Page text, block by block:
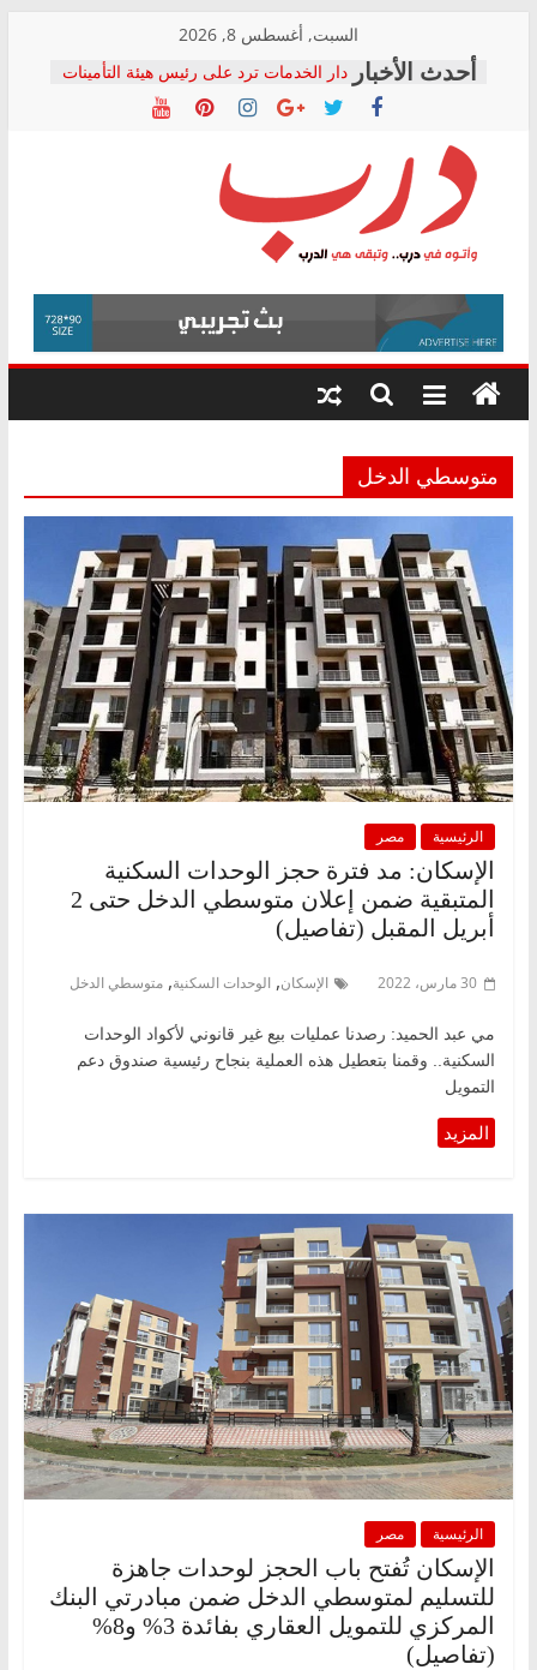
content
السبت, أغسطس 8, 2026
دار الخدمات ترد على رئيس هيئة التأمينات
بعد مؤتمره الصحفي: إنكار الأزمة لا ينهي
معاناة أصحاب المعاشات.. ونطالب بكشف
فرحات سليمان يكتب: القطاع الصحي إلى
أين؟
حزب التحالف الشعبي يطلق لجنة “الحق
في الصحة” بالإسكندرية لرصد الانتهاكات
ودعم المرضى
الوزاري لمدينة الصحفيين.. وانتهاء أعمال
إنشاء المبنى الإداري
المجلس القومي لحقوق الإنسان يعلن
متابعة قضية الدكتور محمد زهران.. ويؤكد:
قرينة البراءة وضمانات المحاكمة العادلة
درب
وأتوه
درب..
وتبقى
هي
متوسطي الدخل
الرئيسية مصر
الإسكان: مد فترة حجز الوحدات السكنية
المتبقية ضمن إعلان متوسطي الدخل حتى 2
أبريل المقبل (تفاصيل)
30 مارس، 2022 الإسكان, الوحدات السكنية, متوسطي الدخل
مي عبد الحميد: رصدنا عمليات بيع غير قانوني لأكواد الوحدات
السكنية.. وقمنا بتعطيل هذه العملية بنجاح رئيسية صندوق دعم
التمويل
الرئيسية مصر
الإسكان تُفتح باب الحجز لوحدات جاهزة
للتسليم لمتوسطي الدخل ضمن مبادرتي البنك
المركزي للتمويل العقاري بفائدة 3% و8%
(تفاصيل)